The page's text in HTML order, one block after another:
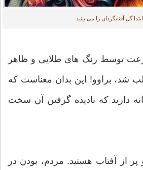
گل آفتابگردان را می بینید
توسط رنگ های طلایی و ظاهر
شد، براوو! این بدان معناست که
دارید که نادیده گرفتن آن سخت
از آفتاب هستید. مردم، بودن در